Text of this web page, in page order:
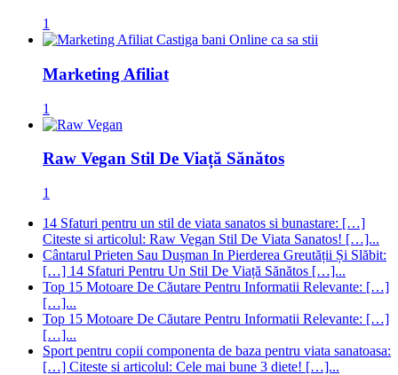
1
Marketing Afiliat
1
Raw Vegan Stil De Viață Sănătos
1
14 Sfaturi pentru un stil de viata sanatos si bunastare: […]
Citeste si articolul: Raw Vegan Stil De Viata Sanatos! […]...
Cântarul Prieten Sau Dușman In Pierderea Greutății Și Slăbit:
[…] 14 Sfaturi Pentru Un Stil De Viață Sănătos […]...
Top 15 Motoare De Căutare Pentru Informatii Relevante: […]
[…]...
Top 15 Motoare De Căutare Pentru Informatii Relevante: […]
[…]...
Sport pentru copii componenta de baza pentru viata sanatoasa:
[…] Citeste si articolul: Cele mai bune 3 diete! […]...